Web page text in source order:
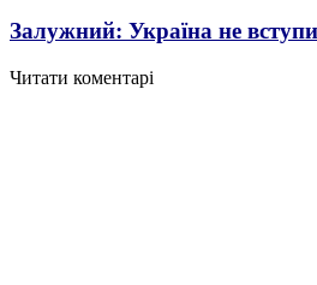
Залужний: Україна не
Читати коментарі